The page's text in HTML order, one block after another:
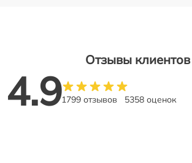
Отзывы клиентов
4.91799 отзывов 5358 оценок